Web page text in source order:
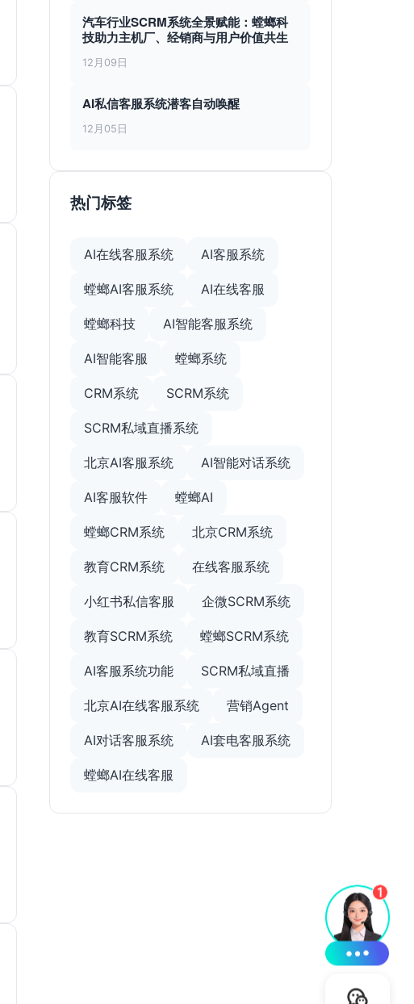
汽车行业SCRM系统全景赋能：螳螂科
技助力主机厂、经销商与用户价值共生
12月09日
AI私信客服系统潜客自动唤醒
12月05日
热门标签
AI在线客服系统 AI客服系统
螳螂AI客服系统 AI在线客服
螳螂科技 AI智能客服系统
AI智能客服 螳螂系统
CRM系统 SCRM系统
SCRM私域直播系统
北京AI客服系统 AI智能对话系统
AI客服软件 螳螂AI
螳螂CRM系统 北京CRM系统
教育CRM系统 在线客服系统
小红书私信客服 企微SCRM系统
教育SCRM系统 螳螂SCRM系统
AI客服系统功能 SCRM私域直播
北京AI在线客服系统 营销Agent
AI对话客服系统 AI套电客服系统
螳螂AI在线客服